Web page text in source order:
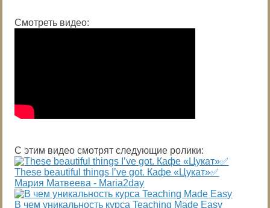
Смотреть видео:
С этим видео смотрят следующие ролики:
These beautiful things I’ve got. Кафе «Цукат»✅
Мария Матвеева - Maria2day
В чем уникальность курса Teaching Made Easy